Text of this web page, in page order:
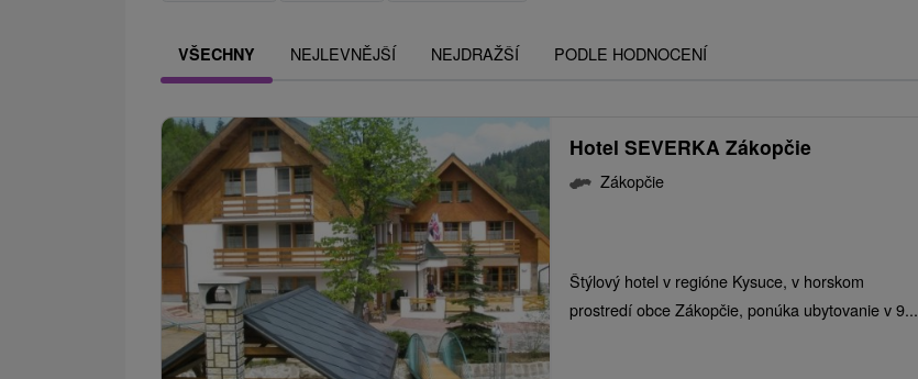
VŠECHNY NEJLEVNĚJŠÍ NEJDRAŽŠÍ PODLE HODNOCENÍ
Hotel SEVERKA Zákopčie
Zákopčie
Štýlový hotel v regióne Kysuce, v horskom
prostredí obce Zákopčie, ponúka ubytovanie v 9...